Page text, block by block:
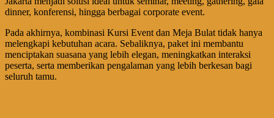
dinner, konferensi, hingga berbagai corporate event.
Pada akhirnya, kombinasi Kursi Event dan Meja Bulat tidak hanya
melengkapi kebutuhan acara. Sebaliknya, paket ini membantu
menciptakan suasana yang lebih elegan, meningkatkan interaksi
peserta, serta memberikan pengalaman yang lebih berkesan bagi
seluruh tamu.